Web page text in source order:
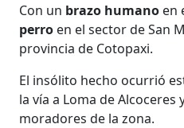
Con un brazo humano en
perro en el sector de San
provincia de Cotopaxi.
El insólito hecho ocurrió
la vía a Loma de
moradores de la zona.